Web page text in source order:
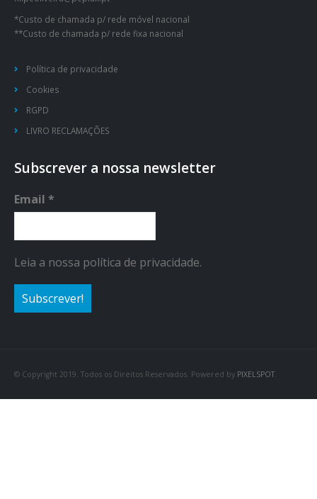
*Custo de chamada p/ rede móvel nacional
**Custo de chamada p/ rede fixa nacional
Política de privacidade
Cookies
RGPD
LIVRO RECLAMAÇÕES
Subscrever a nossa newsletter
Email *
Leia a nossa política de privacidade.
© Copyright 2019. Todos os Direitos Reservados. Powered by PIXELSPOT